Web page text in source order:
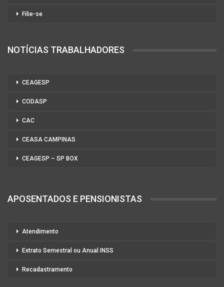
Filie-se
NOTÍCIAS TRABALHADORES
CEAGESP
CODASP
CAC
CEASA CAMPINAS
CEAGESP – SP BOX
APOSENTADOS E PENSIONISTAS
Atendimento
Extrato Semestral ou Anual INSS
Recadastramento